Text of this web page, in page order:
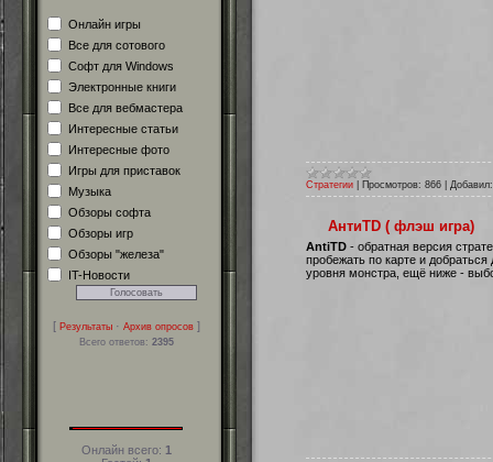
Онлайн игры
Все для сотового
Софт для Windows
Электронные книги
Все для вебмастера
Интересные статьи
Интересные фото
Игры для приставок
Музыка
Обзоры софта
Обзоры игр
Обзоры "железа"
IT-Новости
[ Результаты· Архив опросов]
Всего ответов: 2395
Онлайн всего: 1
Стратегии Просмотров: 866 Добавил:
АнтиTD ( флэш игра)
AntiTD - обратная версия
пробежать по карте и
уровня монстра, ещё ниже -